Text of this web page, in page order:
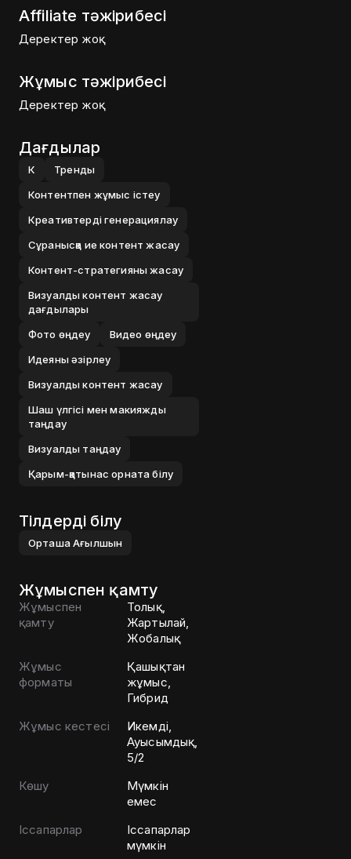
Affiliate тәжірибесі
Деректер жоқ
Жұмыс тәжірибесі
Деректер жоқ
Дағдылар
К
Тренды
Контентпен жұмыс істеу
Креативтерді генерациялау
Сұранысқа ие контент жасау
Контент-стратегияны жасау
Визуалды контент жасау
дағдылары
Фото өңдеу
Видео өңдеу
Идеяны әзірлеу
Визуалды контент жасау
Шаш үлгісі мен макияжды
таңдау
Визуалды таңдау
Қарым-қатынас орната білу
Тілдерді білу
ОрташаАғылшын
Жұмыспен қамту
Жұмыспен
қамту
Толық,
Жартылай,
Жобалық
Жұмыс
форматы
Қашықтан
жұмыс,
Гибрид
Жұмыс кестесі
Икемді,
Ауысымдық,
5/2
Көшу
Мүмкін
емес
Іссапарлар
Іссапарлар
мүмкін